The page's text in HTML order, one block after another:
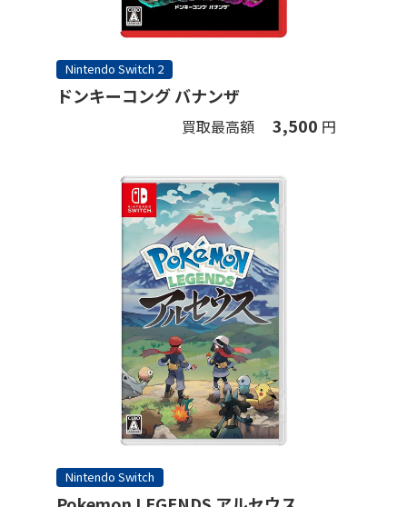
Nintendo Switch 2
ドンキーコング バナンザ
買取最高額 3,500 円
Nintendo Switch